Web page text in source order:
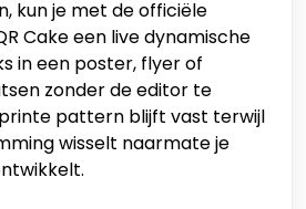
kun je met de officiële
Cake een live dynamische
in een poster, flyer of
zonder de editor te
pattern blijft vast terwijl
wisselt naarmate je